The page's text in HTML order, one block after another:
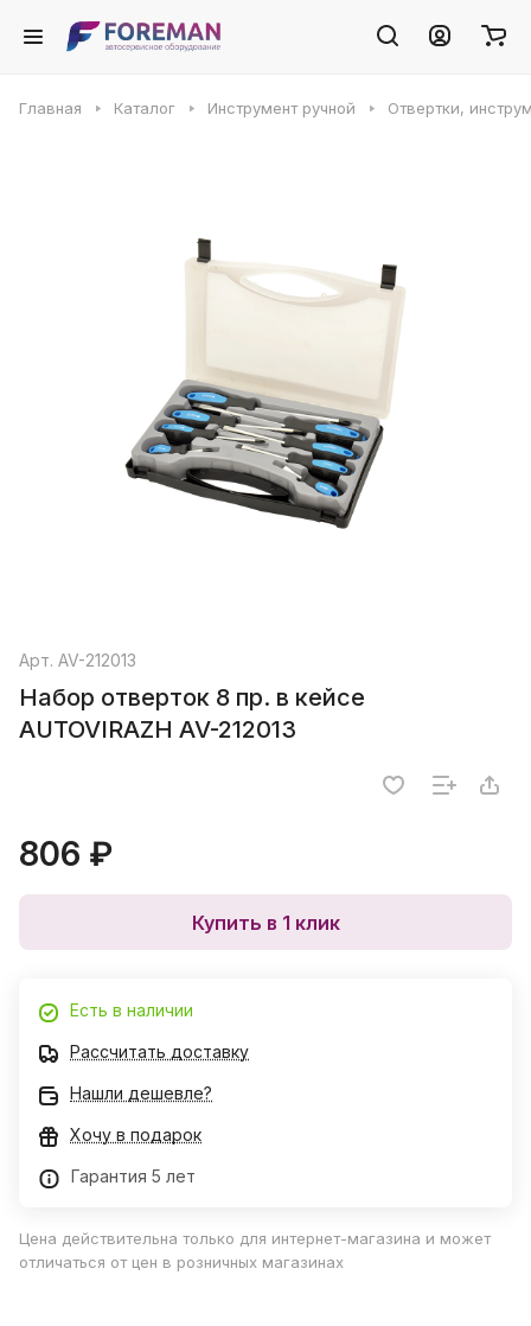
Главная Каталог Инструмент ручной Отвертки,
Арт. AV-212013
Набор отверток 8 пр. в кейсе
AUTOVIRAZH AV-212013
806 ₽
Купить в 1 клик
Есть в наличии
Рассчитать доставку
Нашли дешевле?
Хочу в подарок
Гарантия 5 лет
Цена действительна только для интернет-магазина и может
отличаться от цен в розничных магазинах